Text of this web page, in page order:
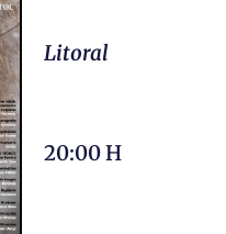
Litoral
20:00 H